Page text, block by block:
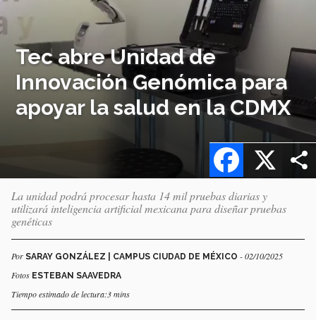
Tec abre Unidad de
Innovación Genómica para
apoyar la salud en la CDMX
X
Facebook
La unidad podrá procesar hasta 14 mil pruebas diarias y
utilizará inteligencia artificial mexicana para diseñar pruebas
genéticas
Por SARAY GONZÁLEZ | CAMPUS CIUDAD DE MÉXICO - 02/10/2025
Fotos ESTEBAN SAAVEDRA
Tiempo estimado de lectura:3 mins